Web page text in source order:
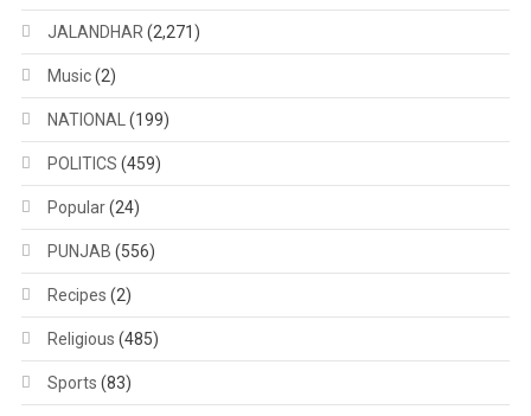
JALANDHAR(2,271)
Music(2)
NATIONAL(199)
POLITICS (459)
Popular(24)
PUNJAB (556)
Recipes (2)
Religious (485)
Sports (83)